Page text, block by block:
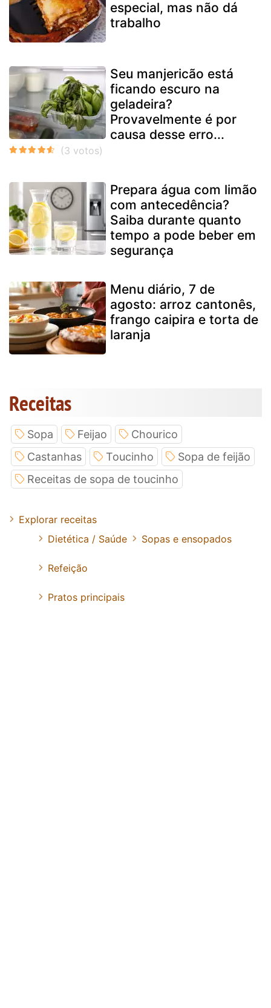
especial, mas não dá
trabalho
Seu manjericão está
ficando escuro na
geladeira?
Provavelmente é por
causa desse erro...
Prepara água com limão
com antecedência?
Saiba durante quanto
tempo a pode beber em
segurança
Menu diário, 7 de
agosto: arroz cantonês,
frango caipira e torta de
laranja
Receitas
Sopa Feijao
Chourico
Castanhas
Toucinho
Sopa de feijão
Receitas de sopa de toucinho
Explorar receitas
Dietética / Saúde
Sopas e ensopados
Refeição
Pratos principais